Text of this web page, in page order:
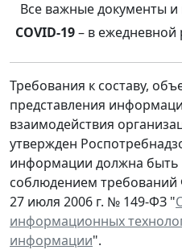
Все важные документы и
COVID-19– в ежедневной
Требования к составу,
представления
взаимодействия
утвержден
информации должна быть
соблюдением требований
27 июля 2006 г. № 149-ФЗ "
информационных
информации".